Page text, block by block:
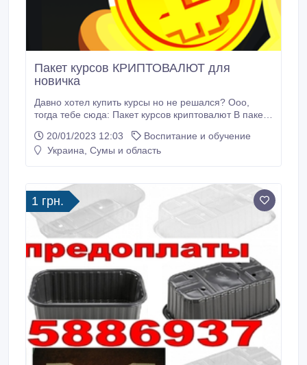
Пакет курсов КРИПТОВАЛЮТ для
новичка
Давно хотел купить курсы но не решался? Ооо,
тогда тебе сюда: Пакет курсов криптовалют В пакет
https://youtube.com/@Ekostevich • Курс от Black Bull;
https://instagram.com/blackbull.crypto?
20/01/2023 12:03
Воспитание и обучение
Украина, Сумы и область
1 грн.